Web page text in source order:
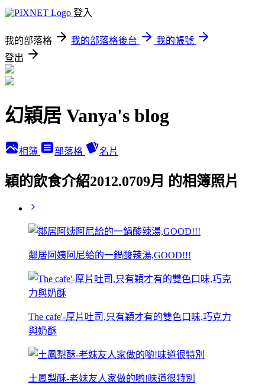
登入
我的部落格 我的部落格後台
我的帳號
登出
幻穎居 Vanya's blog
相簿 部落格 名片
穎的飲食介紹2012.0709月 的相簿照片
鄰居阿姨阿尼給的一鍋酸辣湯,GOOD!!!
The cafe'-厚片吐司,只有穎才有的雙色口味,巧克力
與奶酥
土鳳梨酥-老妹友人家做的喲!味道很特別